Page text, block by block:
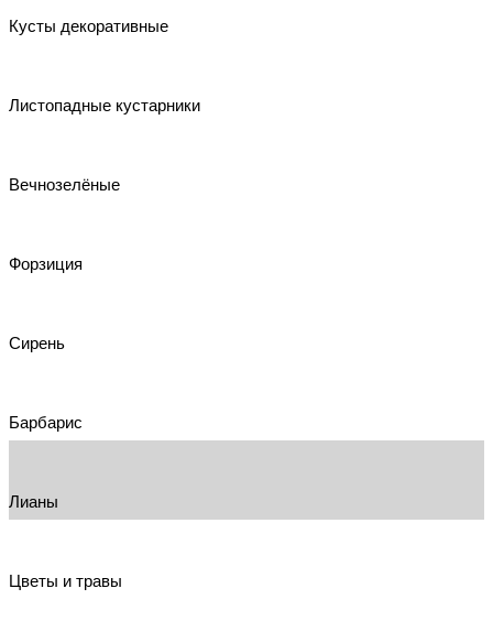
Кусты декоративные
Листопадные кустарники
Вечнозелёные
Форзиция
Сирень
Барбарис
Лианы
Цветы и травы